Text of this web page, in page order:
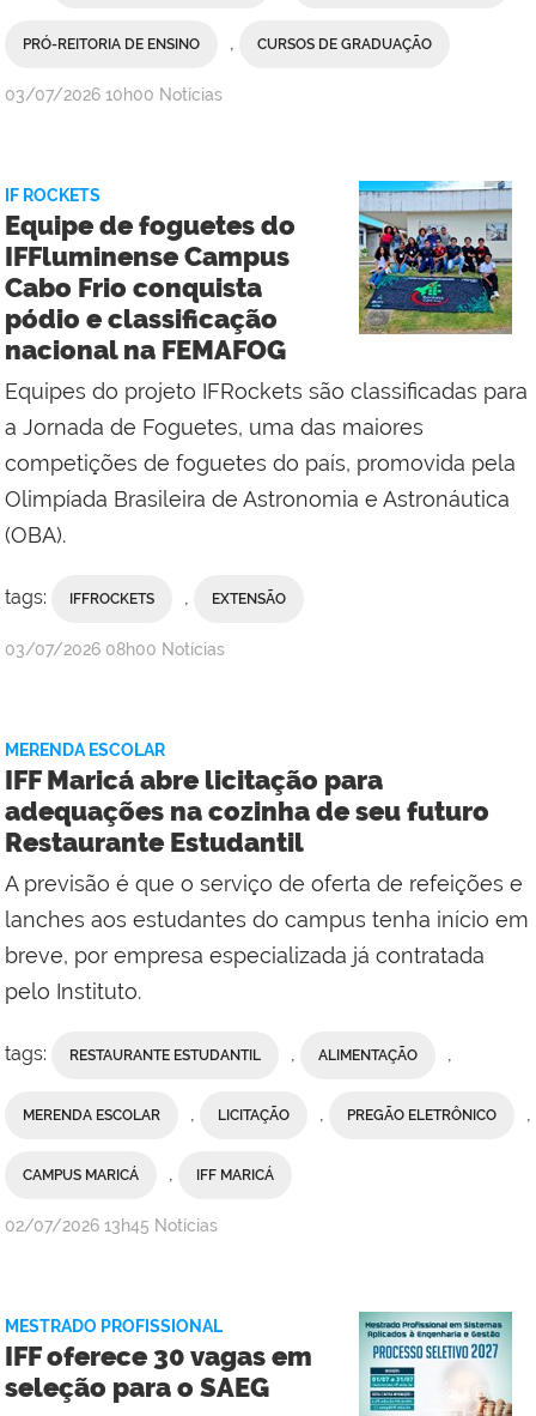
PRÓ-REITORIA DE ENSINO , CURSOS DE GRADUAÇÃO
por
publicado
03/07/2026 10h00 Notícias
IF ROCKETS
Equipe de foguetes do
IFFluminense Campus
Cabo Frio conquista
pódio e classificação
nacional na FEMAFOG
Equipes do projeto IFRockets são classificadas para
a Jornada de Foguetes, uma das maiores
competições de foguetes do país, promovida pela
Olimpíada Brasileira de Astronomia e Astronáutica
(OBA).
tags: IFFROCKETS , EXTENSÃO
por
com
Comunicação
Social
da
Reitoria
publicado
03/07/2026 08h00 Notícias
MERENDA ESCOLAR
IFF Maricá abre licitação para
adequações na cozinha de seu futuro
Restaurante Estudantil
A previsão é que o serviço de oferta de refeições e
lanches aos estudantes do campus tenha início em
breve, por empresa especializada já contratada
pelo Instituto.
tags: RESTAURANTE ESTUDANTIL ALIMENTAÇÃO
MERENDA ESCOLAR LICITAÇÃO PREGÃO ELETRÔNICO
CAMPUS MARICÁ IFF MARICÁ
por
da
Comunicação
Social
publicado
02/07/2026 13h45 Notícias
MESTRADO PROFISSIONAL
IFF oferece 30 vagas em
seleção para o SAEG